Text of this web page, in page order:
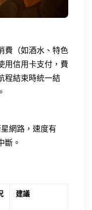
費（如酒水、特色
用信用卡支付，費
程結束時統一結
網路，速度有
斷。
建議